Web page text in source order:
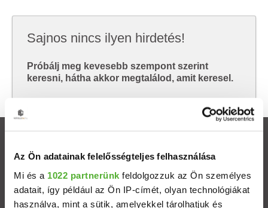
Az Ön adatainak felelősségteljes felhasználása
Mi és a 1022 partnerünk feldolgozzuk az Ön személyes
adatait, így például az Ön IP-címét, olyan technológiákat
használva, mint a sütik, amelyekkel tárolhatjuk és
Sajnos nincs ilyen hirdetés!
Próbálj meg kevesebb szempont szerint
keresni, hátha akkor megtalálod, amit keresel.
Eladó házak